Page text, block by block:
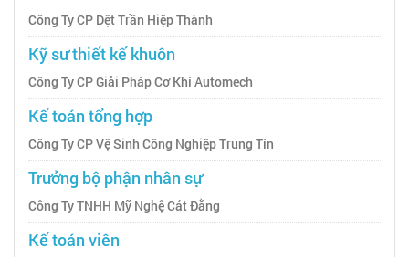
Công Ty CP Dệt Trần Hiệp Thành
Kỹ sư thiết kế khuôn
Công Ty CP Giải Pháp Cơ Khí Automech
Kế toán tổng hợp
Công Ty CP Vệ Sinh Công Nghiệp Trung Tín
Trưởng bộ phận nhân sự
Công Ty TNHH Mỹ Nghệ Cát Đằng
Kế toán viên